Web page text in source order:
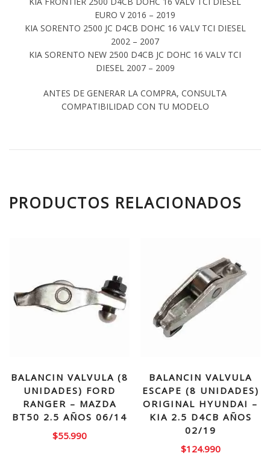
EURO V 2016 – 2019
KIA SORENTO 2500 JC D4CB DOHC 16 VALV TCI DIESEL
2002 – 2007
KIA SORENTO NEW 2500 D4CB JC DOHC 16 VALV TCI
DIESEL 2007 – 2009
ANTES DE GENERAR LA COMPRA, CONSULTA
COMPATIBILIDAD CON TU MODELO
PRODUCTOS RELACIONADOS
BALANCIN VALVULA (8
UNIDADES) FORD
RANGER – MAZDA
BT50 2.5 AÑOS 06/14
$55.990
BALANCIN VALVULA
ESCAPE (8 UNIDADES)
ORIGINAL HYUNDAI –
KIA 2.5 D4CB AÑOS
02/19
$124.990